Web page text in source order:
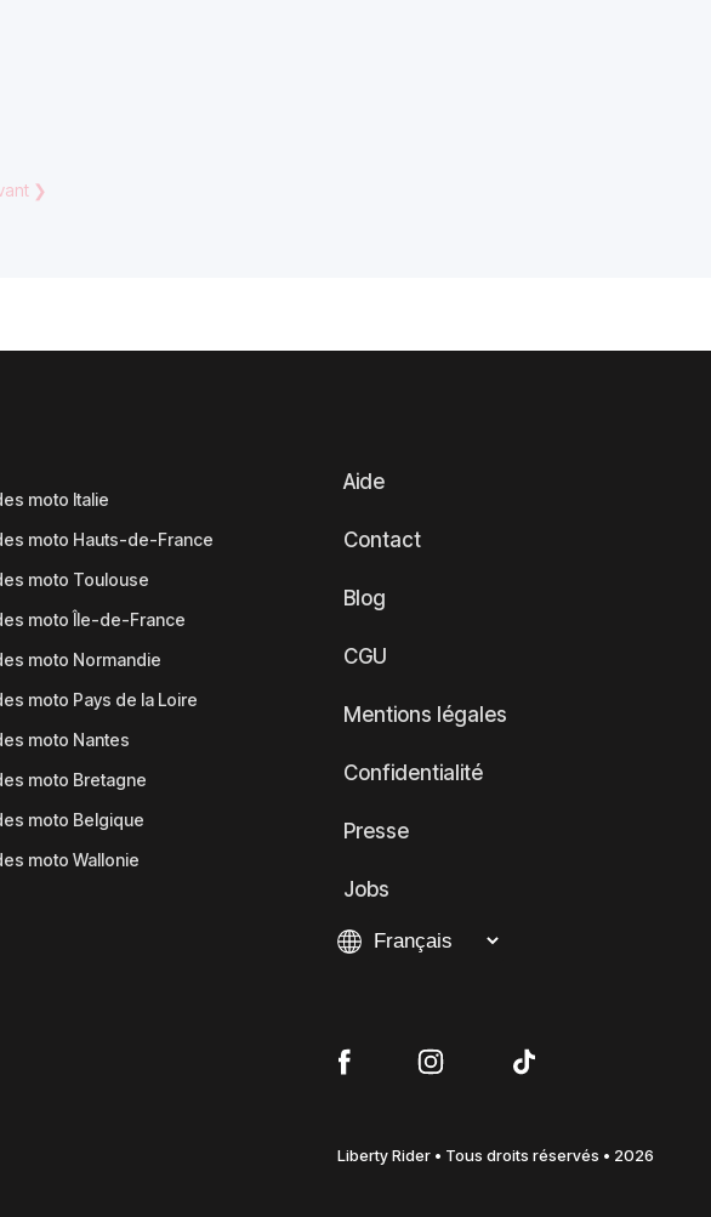
❯
moto Italie
moto Hauts-de-France
moto Toulouse
moto Île-de-France
moto Normandie
moto Pays de la Loire
moto Nantes
moto Bretagne
moto Belgique
moto Wallonie
Aide
Contact
Blog
CGU
Mentions légales
Confidentialité
Presse
Jobs
Liberty Rider • Tous droits réservés • 2026